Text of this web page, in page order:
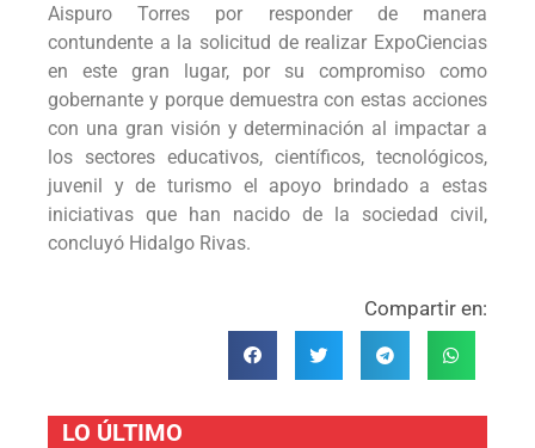
Aispuro Torres por responder de manera
contundente a la solicitud de realizar ExpoCiencias
en este gran lugar, por su compromiso como
gobernante y porque demuestra con estas acciones
con una gran visión y determinación al impactar a
los sectores educativos, científicos, tecnológicos,
juvenil y de turismo el apoyo brindado a estas
iniciativas que han nacido de la sociedad civil,
concluyó Hidalgo Rivas.
Compartir en:
LO ÚLTIMO